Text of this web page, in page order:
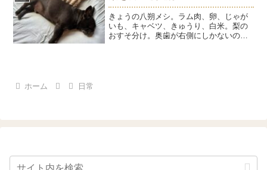
きょうの八朔メシ。ラム肉、卵、じゃが
いも、キャベツ、きゅうり、白米。梨の
おすそ分け。奥歯が右側にしかないの
ホーム
日常